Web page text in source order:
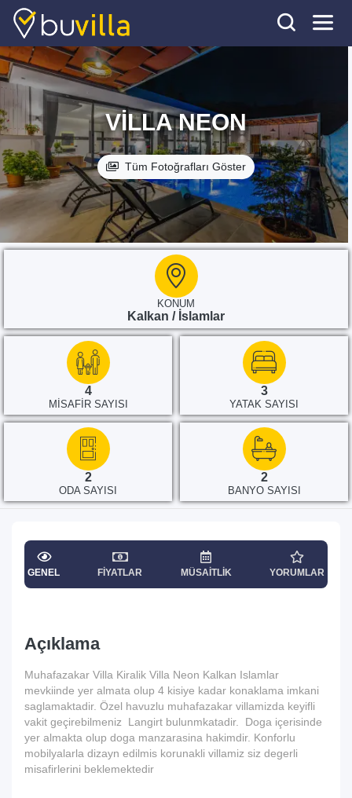
VILLA NEON
Tüm Fotoğrafları Göster
KONUM
Kalkan / İslamlar
4
MISAFIR SAYISI
3
YATAK SAYISI
2
ODA SAYISI
2
BANYO SAYISI
GENEL FIYATLAR MÜSAITLIK YORUMLAR
Açıklama
Muhafazakar Villa Kiralik Villa Neon Kalkan Islamlar
mevkiinde yer almata olup 4 kisiye kadar konaklama imkani
saglamaktadir. Özel havuzlu muhafazakar villamizda keyifli
vakit geçirebilmeniz Langirt bulunmkatadir. Doga içerisinde
yer almakta olup doga manzarasina hakimdir. Konforlu
mobilyalarla dizayn edilmis korunakli villamiz siz degerli
misafirlerini beklemektedir